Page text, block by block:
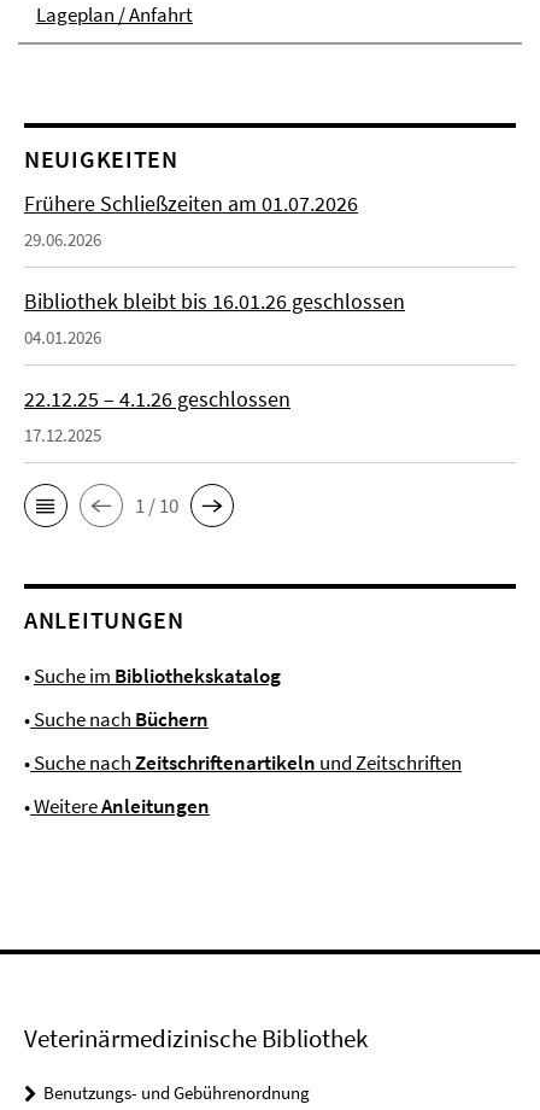
Lageplan / Anfahrt
NEUIGKEITEN
Frühere Schließzeiten am 01.07.2026
29.06.2026
Bibliothek bleibt bis 16.01.26 geschlossen
04.01.2026
22.12.25 – 4.1.26 geschlossen
17.12.2025
1 / 10
ANLEITUNGEN
•Suche im Bibliothekskatalog
•Suche nach Büchern
•Suche nachZeitschriftenartikeln und Zeitschriften
•WeitereAnleitungen
Veterinärmedizinische Bibliothek
Benutzungs- und Gebührenordnung